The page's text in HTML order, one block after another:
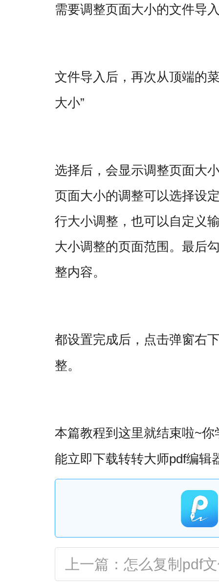
需要调整页面大小的文件导
文件导入后，再次从顶端的
大小”
选择后，会显示调整页面大
页面大小的调整可以选择设
行大小调整，也可以自定义
大小调整的页面范围。最后
整内容。
都设置完成后，点击弹窗右
整。
本篇教程到这里就结束啦~你
能立即下载转转大师pdf编辑
上一篇：怎么复制pdf